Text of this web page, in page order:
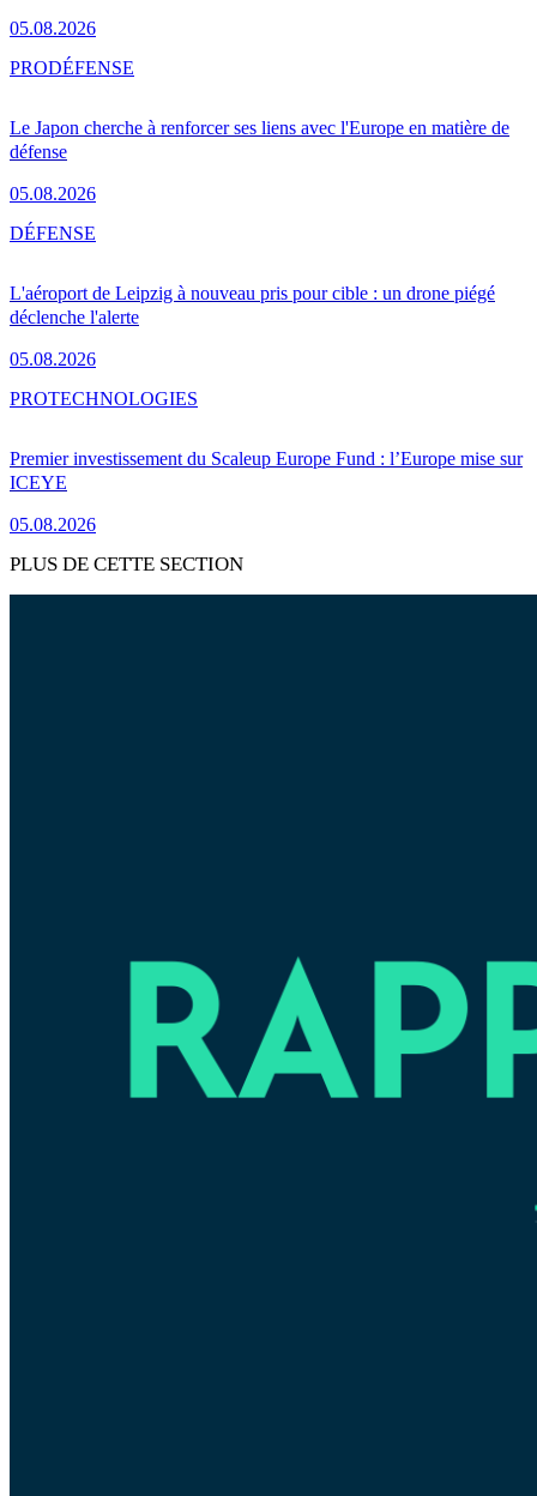
05.08.2026
Le Japon cherche à renforcer ses liens avec l'Europe en matière de
défense
05.08.2026
PRODÉFENSE
L'aéroport de Leipzig à nouveau pris pour cible : un drone piégé
déclenche l'alerte
05.08.2026
DÉFENSE
Premier investissement du Scaleup Europe Fund : l’Europe mise sur
ICEYE
05.08.2026
PROTECHNOLOGIES
PLUS DE CETTE SECTION